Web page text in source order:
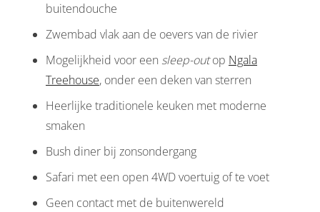
buitendouche
Zwembad vlak aan de oevers van de rivier
Mogelijkheid voor een sleep-outop Ngala
Treehouse, onder een deken van sterren
Heerlijke traditionele keuken met moderne
smaken
Bush diner bij zonsondergang
Safari met een open 4WD voertuig of te voet
Geen contact met de buitenwereld